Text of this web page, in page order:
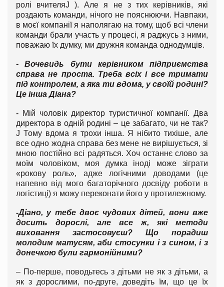
ролі вчителяJ ). Але я не з тих керівників, які
роздають команди, нічого не пояснюючи. Навпаки,
в моєї компанії я наполягаю на тому, щоб всі члени
команди брали участь у процесі, я раджусь з ними,
поважаю їх думку, ми дружня команда однодумців.
- Вочевидь бути керівником підприємства
справа не проста. Треба всіх і все тримати
під контролем, а яка ти вдома, у своїй родині?
Це інша Діана?
- Мій чоловік директор туристичної компанії. Два
директора в одній родині – це забагато, чи не так?
J Тому вдома я трохи інша. Я нібито тихіше, але
все одно жодна справа без мене не вирішується, зі
мною постійно всі радяться. Хоч останнє слово за
моїм чоловіком, моя думка іноді може зіграти
«рокову роль», адже логічними доводами (це
напевно від мого багаторічного досвіду роботи в
логістиці) я можу переконати його у протилежному.
-Діано, у тебе двоє чудових дітей, вони вже
досить дорослі, але все ж, які методи
виховання застосовуєш? Що порадиш
молодим матусям, аби стосунки і з сином, і з
донечкою були гармонійними?
– По-перше, поводьтесь з дітьми не як з дітьми, а
як з дорослими, по-друге, доведіть їм, що це їх